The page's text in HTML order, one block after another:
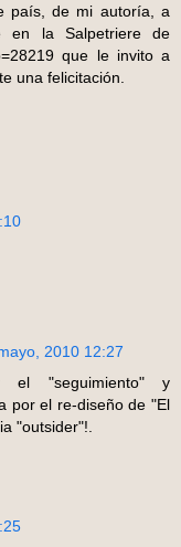
país, de mi autoría, a
en la Salpetriere de
que le invito a
una felicitación.
2010 12:27
el "seguimiento" y
por el re-diseño de "El
"outsider"!.